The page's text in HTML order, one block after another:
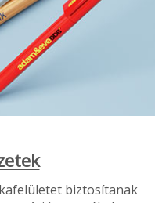
biztosítanak